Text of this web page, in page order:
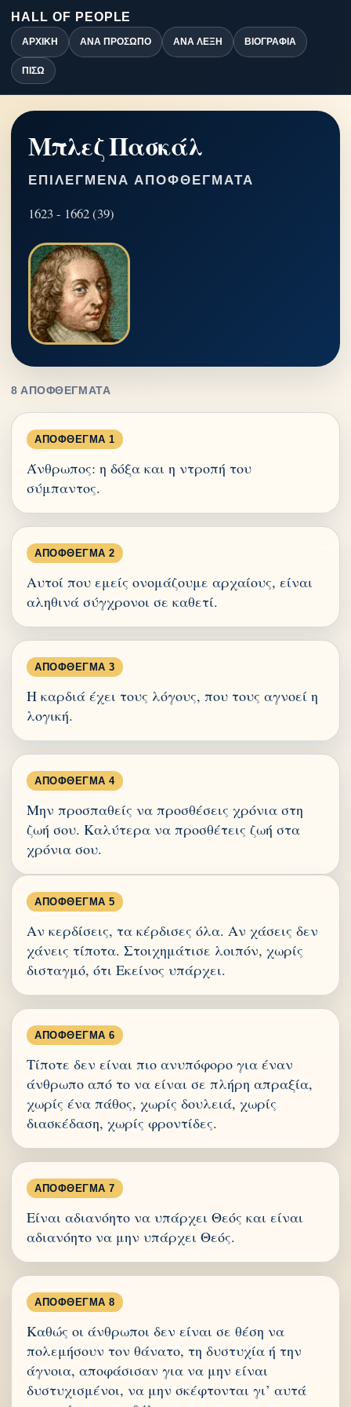
HALL OF PEOPLE
ΑΡΧΙΚΉ ΑΝΆ ΠΡΌΣΩΠΟ ΑΝΆ ΛΈΞΗ ΒΙΟΓΡΑΦΊΑ
ΠΊΣΩ
Μπλεζ Πασκάλ
ΕΠΙΛΕΓΜΈΝΑ ΑΠΟΦΘΈΓΜΑΤΑ
1623 - 1662 (39)
8 ΑΠΟΦΘΈΓΜΑΤΑ
ΑΠΌΦΘΕΓΜΑ 1
Άνθρωπος: η δόξα και η ντροπή του
σύμπαντος.
ΑΠΌΦΘΕΓΜΑ 2
Αυτοί που εμείς ονομάζουμε αρχαίους, είναι
αληθινά σύγχρονοι σε καθετί.
ΑΠΌΦΘΕΓΜΑ 3
Η καρδιά έχει τους λόγους, που τους αγνοεί η
λογική.
ΑΠΌΦΘΕΓΜΑ 4
Μην προσπαθείς να προσθέσεις χρόνια στη
ζωή σου. Καλύτερα να προσθέτεις ζωή στα
χρόνια σου.
ΑΠΌΦΘΕΓΜΑ 5
Αν κερδίσεις, τα κέρδισες όλα. Αν χάσεις δεν
χάνεις τίποτα. Στοιχημάτισε λοιπόν, χωρίς
δισταγμό, ότι Εκείνος υπάρχει.
ΑΠΌΦΘΕΓΜΑ 6
Τίποτε δεν είναι πιο ανυπόφορο για έναν
άνθρωπο από το να είναι σε πλήρη απραξία,
χωρίς ένα πάθος, χωρίς δουλειά, χωρίς
διασκέδαση, χωρίς φροντίδες.
ΑΠΌΦΘΕΓΜΑ 7
Είναι αδιανόητο να υπάρχει Θεός και είναι
αδιανόητο να μην υπάρχει Θεός.
ΑΠΌΦΘΕΓΜΑ 8
Καθώς οι άνθρωποι δεν είναι σε θέση να
πολεμήσουν τον θάνατο, τη δυστυχία ή την
άγνοια, αποφάσισαν για να μην είναι
δυστυχισμένοι, να μην σκέφτονται γι’ αυτά